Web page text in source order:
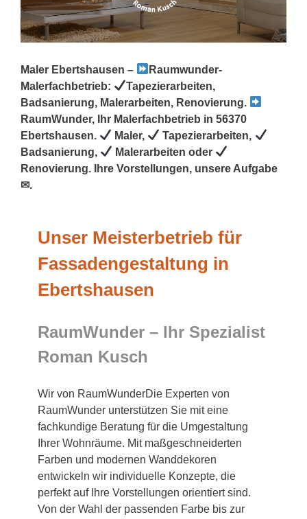
Maler Ebertshausen –
Raumwunder-
Malerfachbetrieb:
Tapezierarbeiten,
Badsanierung, Malerarbeiten, Renovierung.
RaumWunder, Ihr Malerfachbetrieb in 56370
Ebertshausen.
Maler,
Tapezierarbeiten,
Badsanierung,
Malerarbeiten oder
Renovierung. Ihre Vorstellungen, unsere Aufgabe
✉.
Unser Meisterbetrieb für
Fassadengestaltung in
Ebertshausen
RaumWunder – Ihr Spezialist
Roman Kusch
Wir von RaumWunderDie Experten von
RaumWunder unterstützen Sie mit eine
fachkundige Beratung für die Umgestaltung
Ihrer Wohnräume. Mit maßgeschneiderten
Farben und modernen Wanddekoren
entwickeln wir individuelle Konzepte, die
perfekt auf Ihre Vorstellungen orientiert sind.
Von der Wahl der passenden Farbe bis zur